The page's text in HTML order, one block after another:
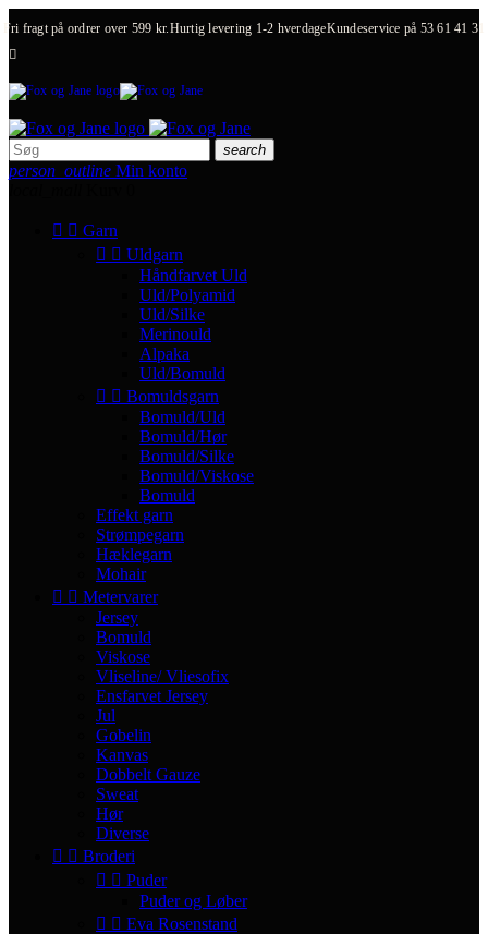
Fri fragt på ordrer over 599 kr. Hurtig levering 1-2 hverdageKundeservice på 53 61 41 31

search
person_outline Min konto
  Garn
  Uldgarn
Håndfarvet Uld
Uld/Polyamid
Uld/Silke
Merinould
Alpaka
Uld/Bomuld
  Bomuldsgarn
Bomuld/Uld
Bomuld/Hør
Bomuld/Silke
Bomuld/Viskose
Bomuld
Effekt garn
Strømpegarn
Hæklegarn
Mohair
  Metervarer
Jersey
Bomuld
Viskose
Vliseline/ Vliesofix
Ensfarvet Jersey
Jul
Gobelin
Kanvas
Dobbelt Gauze
Sweat
Hør
Diverse
  Broderi
  Puder
Puder og Løber
  Eva Rosenstand